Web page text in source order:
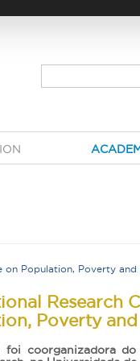
on Population, Poverty and
Research
Poverty
foi coorganizadora